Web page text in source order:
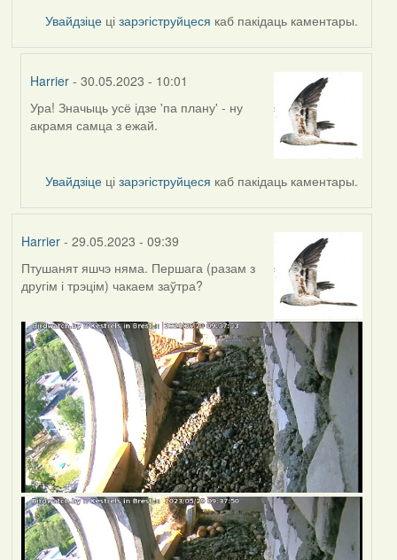
Увайдзіце цізарэгіструйцеся каб пакідаць каментары.
Harrier - 30.05.2023 - 10:01
In
reply
ZNR
Ура! Значыць усё ідзе 'па плану' - ну
акрамя самца з ежай.
Увайдзіце цізарэгіструйцеся каб пакідаць каментары.
Harrier- 29.05.2023 - 09:39
Птушанят яшчэ няма. Першага (разам з
другім і трэцім) чакаем заўтра?